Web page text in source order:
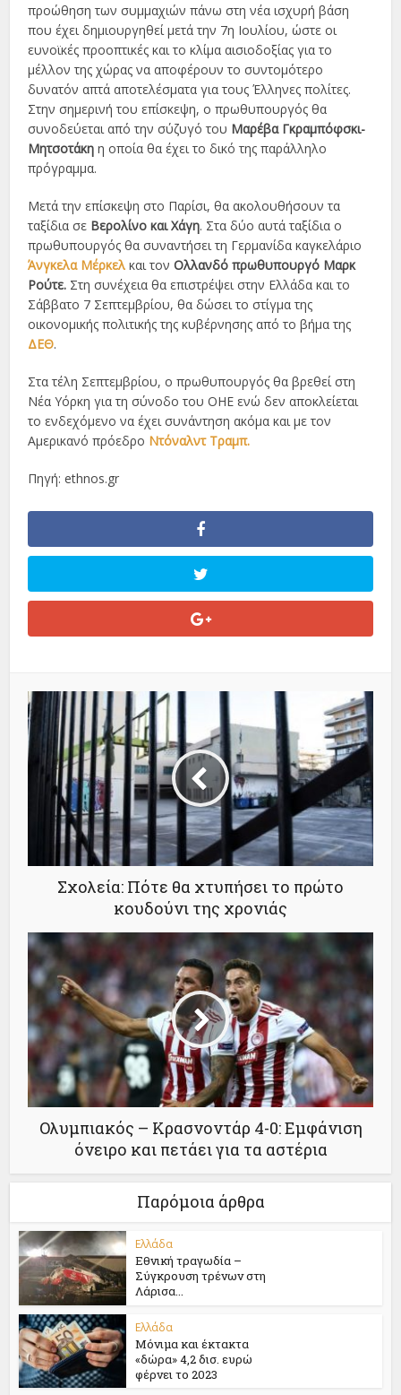
προώθηση των συμμαχιών πάνω στη νέα ισχυρή βάση
που έχει δημιουργηθεί μετά την 7η Ιουλίου, ώστε οι
ευνοϊκές προοπτικές και το κλίμα αισιοδοξίας για το
μέλλον της χώρας να αποφέρουν το συντομότερο
δυνατόν απτά αποτελέσματα για τους Έλληνες πολίτες.
Στην σημερινή του επίσκεψη, ο πρωθυπουργός θα
συνοδεύεται από την σύζυγό του Μαρέβα Γκραμπόφσκι-
Μητσοτάκη η οποία θα έχει το δικό της παράλληλο
πρόγραμμα.
Μετά την επίσκεψη στο Παρίσι, θα ακολουθήσουν τα
ταξίδια σε Βερολίνο και Χάγη. Στα δύο αυτά ταξίδια ο
πρωθυπουργός θα συναντήσει τη Γερμανίδα καγκελάριο
Άνγκελα Μέρκελ και τονΟλλανδό πρωθυπουργό Μαρκ
Ρούτε. Στη συνέχεια θα επιστρέψει στην Ελλάδα και το
Σάββατο 7 Σεπτεμβρίου, θα δώσει το στίγμα της
οικονομικής πολιτικής της κυβέρνησης από το βήμα της
ΔΕΘ.
Στα τέλη Σεπτεμβρίου, ο πρωθυπουργός θα βρεθεί στη
Νέα Υόρκη για τη σύνοδο του ΟΗΕ ενώ δεν αποκλείεται
το ενδεχόμενο να έχει συνάντηση ακόμα και με τον
Αμερικανό πρόεδρο Ντόναλντ Τραμπ.
Πηγή: ethnos.gr
Σχολεία: Πότε θα χτυπήσει το πρώτο
κουδούνι της χρονιάς
Ολυμπιακός – Κρασνοντάρ 4-0: Εμφάνιση
όνειρο και πετάει για τα αστέρια
Παρόμοια άρθρα
Ελλάδα
Εθνική τραγωδία –
Σύγκρουση τρένων στη
Λάρισα...
Ελλάδα
Μόνιμα και έκτακτα
«δώρα» 4,2 δισ. ευρώ
φέρνει το 2023